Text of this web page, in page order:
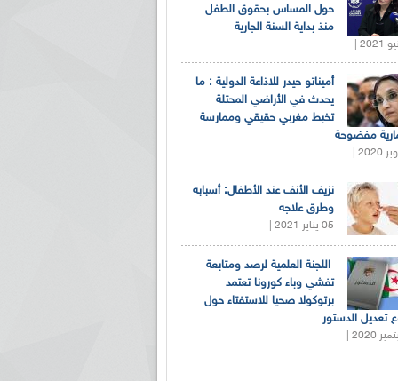
حول المساس بحقوق الطفل
منذ بداية السنة الجارية
أميناتو حيدر للاذاعة الدولية : ما
يحدث في الأراضي المحتلة
تخبط مغربي حقيقي وممارسة
مفضوحة
نزيف الأنف عند الأطفال: أسبابه
وطرق علاجه
05 يناير 2021 |
اللجنة العلمية لرصد ومتابعة
تفشي وباء كورونا تعتمد
برتوكولا صحيا للاستفتاء حول
تعديل الدستور